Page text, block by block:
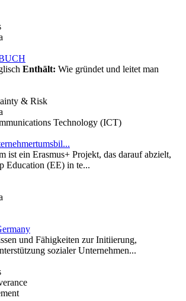
Enthält: Wie gründet und leitet man
& Risk
Technology (ICT)
ist ein Erasmus+ Projekt, das darauf abzielt,
Education (EE) in te...
und Fähigkeiten zur Initiierung,
sozialer Unternehmen...